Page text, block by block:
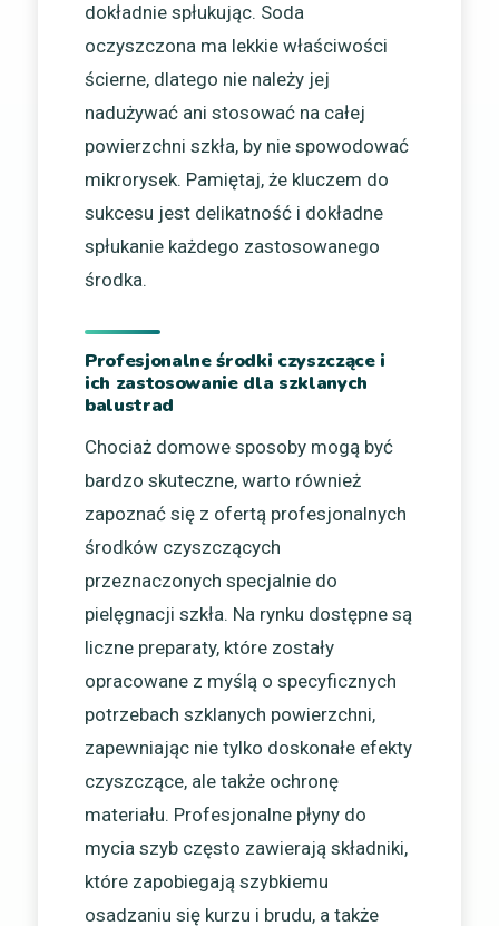
dokładnie spłukując. Soda
oczyszczona ma lekkie właściwości
ścierne, dlatego nie należy jej
nadużywać ani stosować na całej
powierzchni szkła, by nie spowodować
mikrorysek. Pamiętaj, że kluczem do
sukcesu jest delikatność i dokładne
spłukanie każdego zastosowanego
środka.
Profesjonalne środki czyszczące i
ich zastosowanie dla szklanych
balustrad
Chociaż domowe sposoby mogą być
bardzo skuteczne, warto również
zapoznać się z ofertą profesjonalnych
środków czyszczących
przeznaczonych specjalnie do
pielęgnacji szkła. Na rynku dostępne są
liczne preparaty, które zostały
opracowane z myślą o specyficznych
potrzebach szklanych powierzchni,
zapewniając nie tylko doskonałe efekty
czyszczące, ale także ochronę
materiału. Profesjonalne płyny do
mycia szyb często zawierają składniki,
które zapobiegają szybkiemu
osadzaniu się kurzu i brudu, a także